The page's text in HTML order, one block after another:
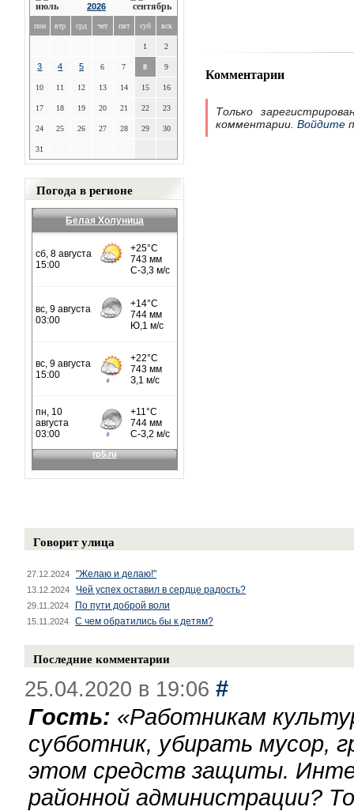
2026
пон втр срд чет пят суб вск
1 2
3 4 5 6 7 8 9
10 11 12 13 14 15 16
17 18 19 20 21 22 23
24 25 26 27 28 29 30
31
Погода в регионе
Белая Холуница
Комментарии
Только
комментарии. Войдите
Говорит улица
27.12.2024 "Желаю и делаю!"
13.12.2024 Чей успех оставил в сердце радость?
29.11.2024 По пути доброй воли
15.11.2024 С чем обратились бы к детям?
Последние комментарии
25.04.2020 в 19:06 #
Гость: «Работникам
субботник, убирать мусор,
этом средств защиты.
районной администрации?